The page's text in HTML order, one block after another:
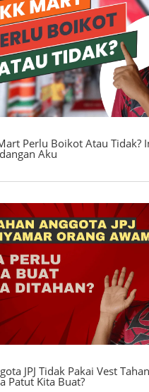
Perlu Boikot Atau Tidak?
Aku
JPJ Tidak Pakai Vest
Patut Kita Buat?